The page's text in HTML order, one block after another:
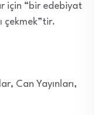
için “bir edebiyat
çekmek”tir.
Can Yayınları,